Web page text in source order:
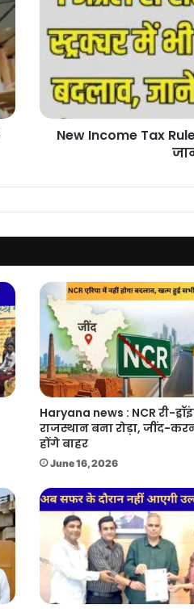
अप्रैल
से
सैलरी
स्ट्रक्चर
भी
आप
New Income Tax
Haryana news : NCR री-
राजस्थान बना रोड़ा, जींद-
होंगे बाहर
June 16, 2026